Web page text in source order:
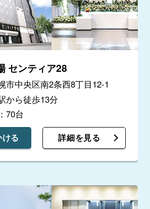
センティア28
市中央区南2条西8丁目12-1
から徒歩13分
70台
る 詳細を見る